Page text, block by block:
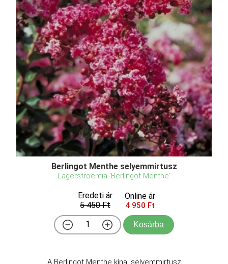
Berlingot Menthe selyemmirtusz
Lagerstroemia 'Berlingot Menthe'
Eredeti ár
5 450 Ft
Online ár
4 950 Ft
Kosárba
A Berlingot Menthe kínai selyemmirtusz